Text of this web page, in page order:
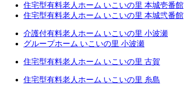
住宅型有料老人ホーム いこいの里 本城壱番館
住宅型有料老人ホーム いこいの里 本城弐番館
介護付有料老人ホーム いこいの里 小波瀬
グループホーム いこいの里 小波瀬
住宅型有料老人ホーム いこいの里 古賀
住宅型有料老人ホーム いこいの里 糸島